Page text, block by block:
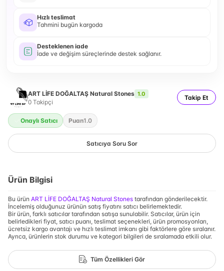
Hızlı teslimat
Tahmini bugün kargoda
Desteklenen iade
İade ve değişim süreçlerinde destek sağlanır.
ART LİFE DOĞALTAŞ Natural Stones 1.0
0 Takipçi
Takip Et
Onaylı Satıcı Puan1.0
Satıcıya Soru Sor
Ürün Bilgisi
Bu ürün ART LİFE DOĞALTAŞ Natural Stones tarafından gönderilecektir.
İncelemiş olduğunuz ürünün satış fiyatını satıcı belirlemektedir.
Bir ürün, farklı satıcılar tarafından satışa sunulabilir. Satıcılar, ürün için
belirledikleri fiyat, satıcı puanı, teslimat seçenekleri, ürün promosyonları,
ücretsiz kargo avantajı ve hızlı teslimat imkanı gibi faktörlere göre sıralanır.
Ayrıca, ürünlerin stok durumu ve kategori bilgileri de sıralamada etkili olur.
Tüm Özellikleri Gör